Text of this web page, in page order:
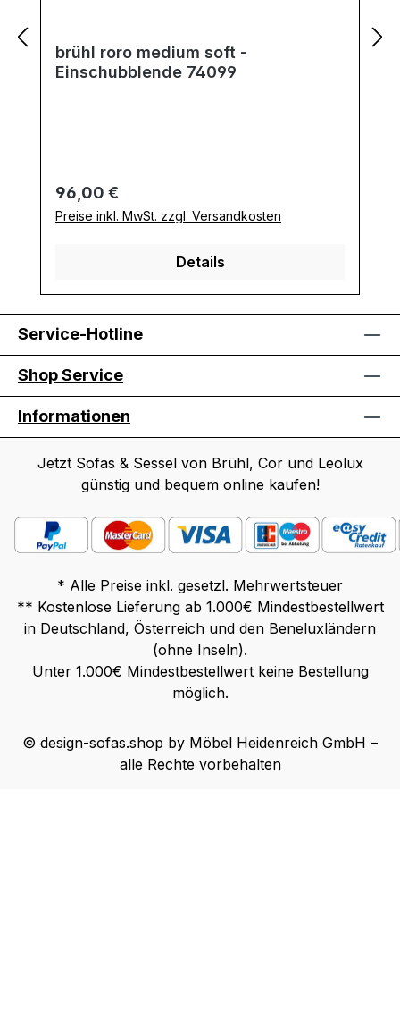
brühl roro medium soft -
Einschubblende 74099
Regulärer Preis:
96,00 €
Preise inkl. MwSt. zzgl. Versandkosten
Details
Service-Hotline
Shop Service
Informationen
Jetzt Sofas & Sessel von Brühl, Cor und Leolux
günstig und bequem online kaufen!
* Alle Preise inkl. gesetzl. Mehrwertsteuer
** Kostenlose Lieferung ab 1.000€ Mindestbestellwert
in Deutschland, Österreich und den Beneluxländern
(ohne Inseln).
Unter 1.000€ Mindestbestellwert keine Bestellung
möglich.
© design-sofas.shop by Möbel Heidenreich GmbH –
alle Rechte vorbehalten